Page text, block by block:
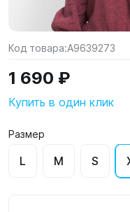
Код товара:A9639273
1 690 ₽
Купить в один клик
Размер
L M S